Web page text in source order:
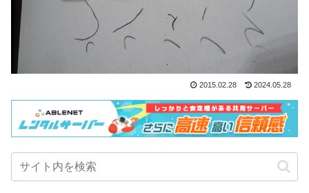
2015.02.28 2024.05.28